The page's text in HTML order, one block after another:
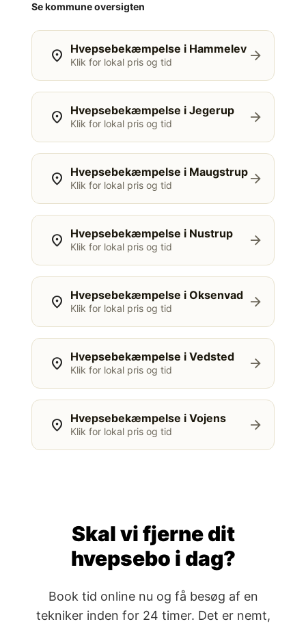
Se kommune oversigten
location_on Hvepsebekæmpelse i Hammelev
Klik for lokal pris og tid arrow_forward
location_on Hvepsebekæmpelse i Jegerup
Klik for lokal pris og tid arrow_forward
location_on Hvepsebekæmpelse i Maugstrup
Klik for lokal pris og tid arrow_forward
location_on Hvepsebekæmpelse i Nustrup
Klik for lokal pris og tid arrow_forward
location_on Hvepsebekæmpelse i Oksenvad
Klik for lokal pris og tid arrow_forward
location_on Hvepsebekæmpelse i Vedsted
Klik for lokal pris og tid arrow_forward
location_on Hvepsebekæmpelse i Vojens
Klik for lokal pris og tid arrow_forward
Skal vi fjerne dit
hvepsebo i dag?
Book tid online nu og få besøg af en
tekniker inden for 24 timer. Det er nemt,